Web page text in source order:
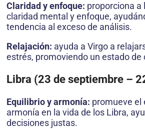
Claridad y enfoque: proporciona a
claridad mental y enfoque,
tendencia al exceso de análisis.
Relajación: ayuda a Virgo a
estrés, promoviendo un estado de
Libra (23 de septiembre –
Equilibrio y armonía: promueve el
armonía en la vida de los Libra,
decisiones justas.